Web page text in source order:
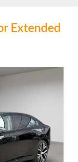
Extended